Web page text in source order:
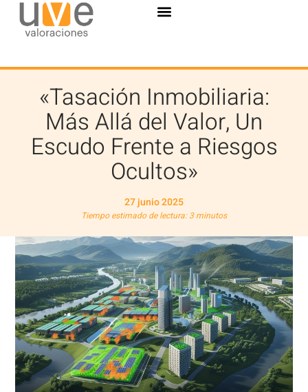
«Tasación Inmobiliaria:
Más Allá del Valor, Un
Escudo Frente a Riesgos
Ocultos»
27 junio 2025
Tiempo estimado de lectura: 3 minutos